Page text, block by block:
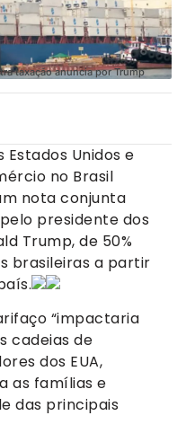
taxação anuncia por Trump
Unidos e
no Brasil
nota conjunta
presidente dos
Trump, de 50%
brasileiras a partir
“impactaria
cadeias de
dos EUA,
as famílias e
das principais